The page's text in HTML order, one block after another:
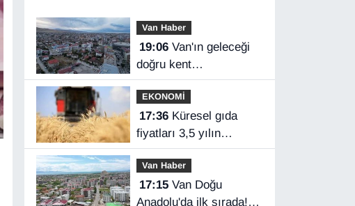
Van Haber
19:06Van'ın geleceği
doğru kent
planlamasında
EKONOMİ
17:36Küresel gıda
fiyatları 3,5 yılın
zirvesinde
Van Haber
17:15Van Doğu
Anadolu'da ilk sırada!